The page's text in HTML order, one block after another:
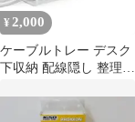
エリー用
¥ 2,000
ケーブルトレー デスク
下収納 配線隠し 整理ケ
ター充電器